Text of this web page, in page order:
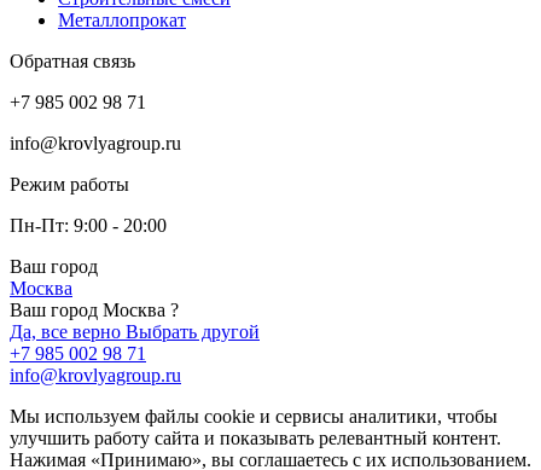
Металлопрокат
Обратная связь
+7 985 002 98 71
info@krovlyagroup.ru
Режим работы
Пн-Пт: 9:00 - 20:00
Ваш город
Москва
Ваш город Москва ?
Да, все верно Выбрать другой
+7 985 002 98 71
info@krovlyagroup.ru
Мы используем файлы cookie и сервисы аналитики, чтобы
улучшить работу сайта и показывать релевантный контент.
Нажимая «Принимаю», вы соглашаетесь с их использованием.